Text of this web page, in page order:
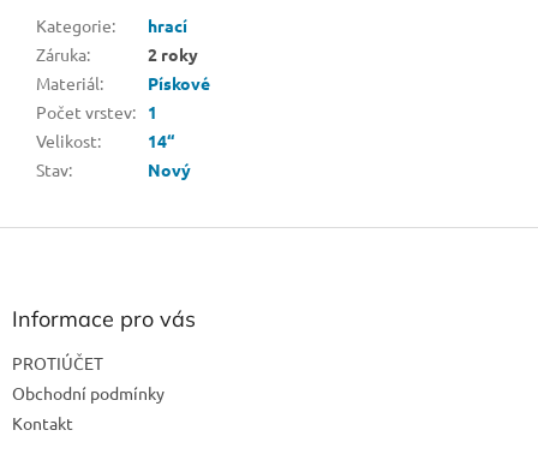
Kategorie:
hrací
Záruka:
2 roky
Materiál:
Pískové
Počet vrstev:
1
Velikost:
14“
Stav: Nový
Z
Informace pro vás
PROTIÚČET
Obchodní podmínky
Kontakt